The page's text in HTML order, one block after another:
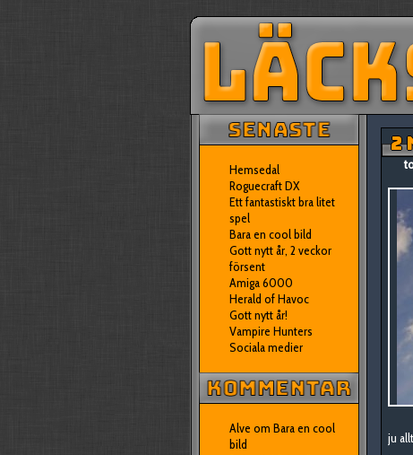
Hemsedal
Roguecraft DX
Ett fantastiskt bra litet
spel
Bara en cool bild
Gott nytt år, 2 veckor
försent
Amiga 6000
Herald of Havoc
Gott nytt år!
Vampire Hunters
Sociala medier
Alve om Bara en cool
bild
2
ju